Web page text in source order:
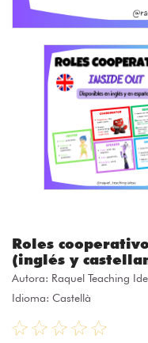
Roles
(inglés y
Autora: Raquel Teaching
Idioma: Castellà